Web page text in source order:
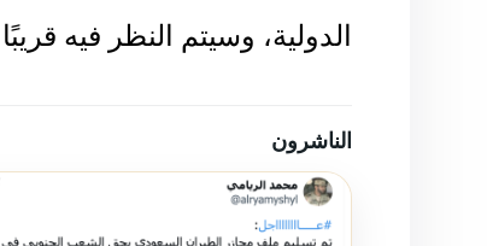
في وادي حضرموت، المهرة،
الناشرون